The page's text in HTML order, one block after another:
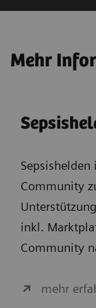
Mehr
Community
inkl.
Community
mehr